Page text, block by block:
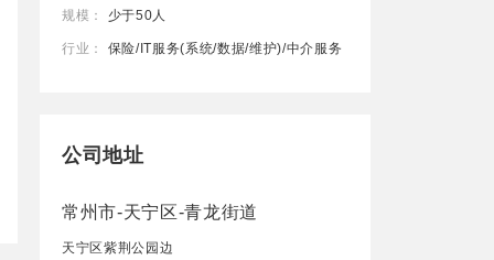
规模： 少于50人
行业： 保险/IT服务(系统/数据/维护)/中介服务
公司地址
常州市-天宁区-青龙街道
天宁区紫荆公园边